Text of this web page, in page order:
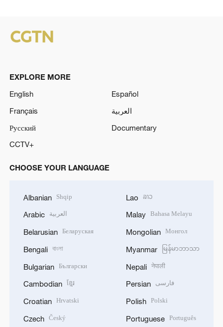
EXPLORE MORE
English
Español
Français
العربية
Русский
Documentary
CCTV+
CHOOSE YOUR LANGUAGE
Albanian Shqip
Arabic العربية
Belarusian Беларуская
Bengali বাংলা
Bulgarian Български
Cambodian ខ្មែរ
Croatian Hrvatski
Czech Český
Lao ລາວ
Malay Bahasa Melayu
Mongolian Монгол
Myanmar မြန်မာဘာသာ
Nepali नेपाली
Persian فارسی
Polish Polski
Portuguese Português